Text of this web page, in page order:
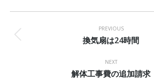
navigation
PREVIOUS
Previous
換気扇は24時間
NEXT
Next
解体工事費の追加請求